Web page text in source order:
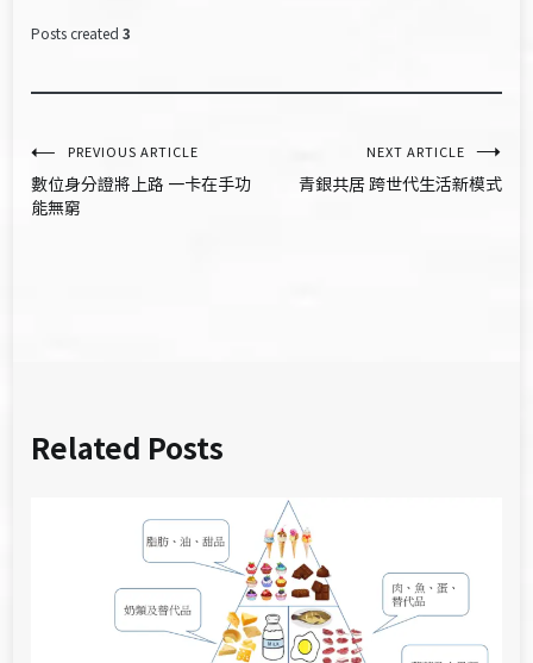
Posts created 3
文
章
PREVIOUS ARTICLE
數位身分證將上路 一卡在手功
能無窮
NEXT ARTICLE
青銀共居 跨世代生活新模式
Related Posts